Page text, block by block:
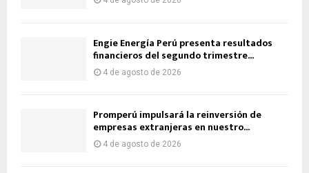
Engie Energía Perú presenta resultados
financieros del segundo trimestre...
4 de agosto de 2026
Promperú impulsará la reinversión de
empresas extranjeras en nuestro...
4 de agosto de 2026